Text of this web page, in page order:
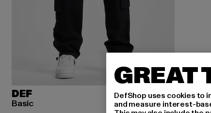
DEF
Basic
GREAT
DefShop uses cookies to
and measure interest-